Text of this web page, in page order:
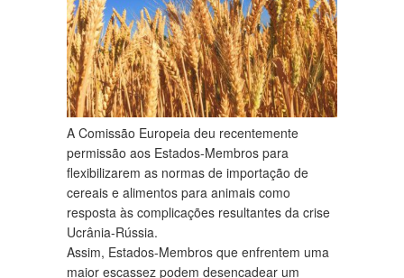
A Comissão Europeia deu recentemente
permissão aos Estados-Membros para
flexibilizarem as normas de importação de
cereais e alimentos para animais como
resposta às complicações resultantes da crise
Ucrânia-Rússia.
Assim, Estados-Membros que enfrentem uma
maior escassez podem desencadear um